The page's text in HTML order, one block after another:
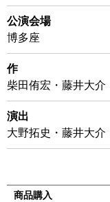
公演会場
博多座
作
柴田侑宏・藤井大介
演出
大野拓史・藤井大介
商品購入